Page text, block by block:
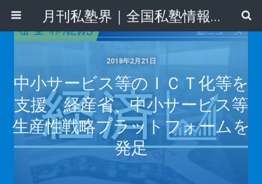
月刊私塾界｜全国私塾情報センター
2018年2月21日
中小サービス等のＩＣＴ化等を
支援 経産省、中小サービス等
生産性戦略プラットフォームを
発足